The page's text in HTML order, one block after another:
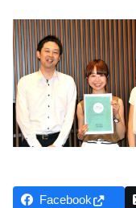
Facebook